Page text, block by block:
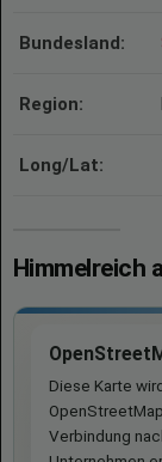
Bundesland:
Region:
Long/Lat:
Himmelreich
Diese Karte
Verbindung